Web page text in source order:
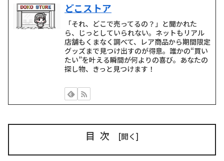
どこストア
「それ、どこで売ってるの？」と聞かれた
ら、じっとしていられない。ネットもリアル
店舗もくまなく調べて、レア商品から期間限定
グッズまで見つけ出すのが得意。誰かの“買い
たい”を叶える瞬間が何よりの喜び。あなたの
探し物、きっと見つけます！
目次